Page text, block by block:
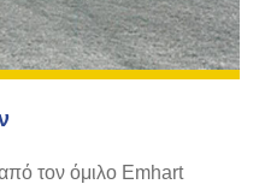
τον όμιλο Emhart